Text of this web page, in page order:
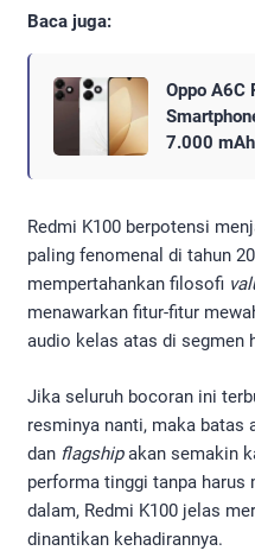
Baca juga:
Oppo A6C
7.000
Redmi K100 berpotensi
paling fenomenal di tahun
mempertahankan filosofi
menawarkan fitur-fitur
audio kelas atas di segmen
Jika seluruh bocoran ini
resminya nanti, maka batas
dan flagshipakan semakin
performa tinggi tanpa harus
dalam, Redmi K100 jelas
dinantikan kehadirannya.